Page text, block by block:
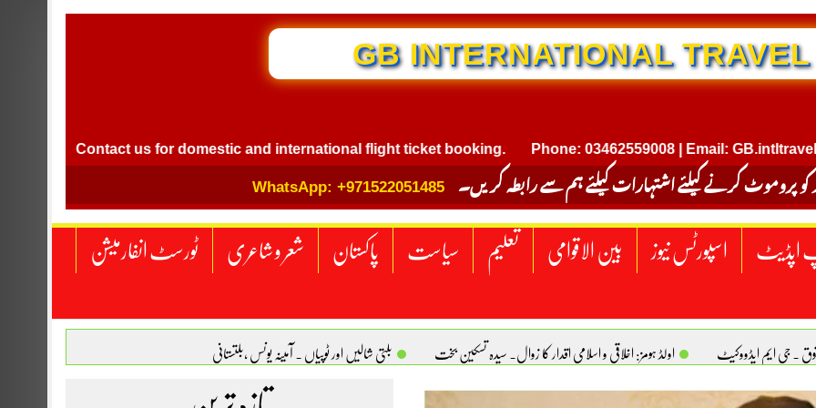
GB INTERNATIONAL TRAVEL
Contact us for domestic and international flight ticket booking. Phone: 03462559008 | Email:
کو پروموٹ کرنے کیلئے اشتہارات کیلئے ہم سے رابطہ کریں۔ WhatsApp: +971522051485
اپڈیٹ اسپورٹس نیوز بین الاقوامی تعلیم سیاست پاکستان شعر و شاعری ٹورسٹ انفارمیشن
. جی ایم ایڈووکیٹ اولڈ ہومز: اخلاقی و اسلامی اقدار کا زوال. سیدہ تسکین بخت بلتی شالیں اور ٹوپیاں . آمینہ یونس ،بلتستانی
امریکا یومِ استحصالِ کشمیر انجینیئر علی رضوان چوہدری برقع پوشی اور مرد کی نگاہ . محمد اسامہ مہر(ملتان )